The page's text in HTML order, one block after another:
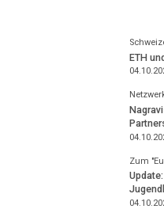
ETH
Zum